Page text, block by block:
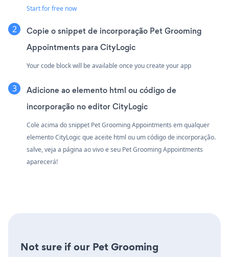
Start for free now
Copie o snippet de incorporação Pet Grooming
Appointments para CityLogic
Your code block will be available once you create your app
Adicione ao elemento html ou código de
incorporação no editor CityLogic
Cole acima do snippet Pet Grooming Appointments em qualquer
elemento CityLogic que aceite html ou um código de incorporação.
salve, veja a página ao vivo e seu Pet Grooming Appointments
aparecerá!
Not sure if our Pet Grooming